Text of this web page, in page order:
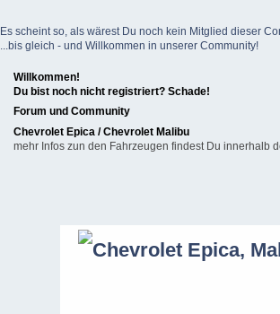
Es scheint so, als wärest Du noch kein Mitglied dieser
...bis gleich - und Willkommen in unserer Community!
Willkommen!
Du bist noch nicht registriert? Schade!
Forum und Community
Chevrolet Epica / Chevrolet Malibu
mehr Infos zun den Fahrzeugen findest Du innerhalb